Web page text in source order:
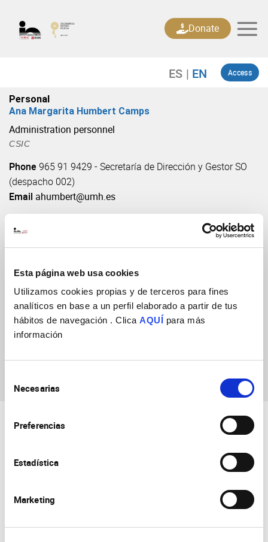
Esta página web usa cookies
Utilizamos cookies propias y de terceros para fines
analíticos en base a un perfil elaborado a partir de tus
hábitos de navegación . Clica AQUÍ para más
información
Necesarias
Preferencias
Estadística
Marketing
content
Access
Donate
Personal
Ana Margarita Humbert Camps
Administration personnel
CSIC
Phone 965 91 9429 - Secretaría de Dirección y Gestor SO
(despacho 002)
Email ahumbert@umh.es
Ana Margarita